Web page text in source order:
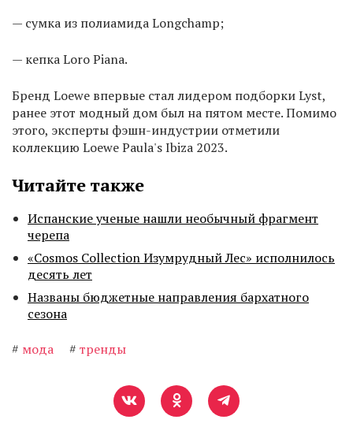
— сумка из полиамида Longchamp;
— кепка Loro Piana.
Бренд Loewe впервые стал лидером подборки Lyst,
ранее этот модный дом был на пятом месте. Помимо
этого, эксперты фэшн-индустрии отметили
коллекцию Loewe Paula's Ibiza 2023.
Читайте также
Испанские ученые нашли необычный фрагмент
черепа
«Cosmos Collection Изумрудный Лес» исполнилось
десять лет
Названы бюджетные направления бархатного
сезона
# мода # тренды